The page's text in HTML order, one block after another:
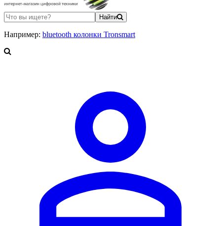
Найти
Например: bluetooth колонки Tronsmart